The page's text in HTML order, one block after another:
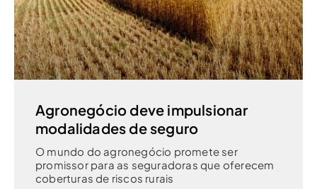
Agronegócio deve impulsionar
modalidades de seguro
O mundo do agronegócio promete ser
promissor para as seguradoras que oferecem
coberturas de riscos rurais